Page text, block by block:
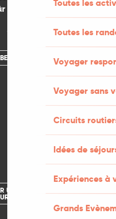
Toutes les
Toutes les
Voyager
Voyager sans
Circuits
Idées de
Expériences à
Grands
votre bonheur dans le Lot.
.
INSOLITES
UN OFFICE DE